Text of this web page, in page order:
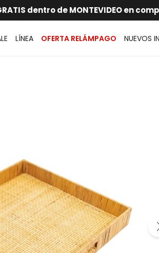
ENVÍOS A TODO EL PAÍS
GARANTÍA DE
hasta 12 CUOTAS sin
ENVÍO GRATIS dentro de MONTEVIDEO en compras superiores a $30.000
LÍNEA OFERTA RELÁMPAGO NUEVOS